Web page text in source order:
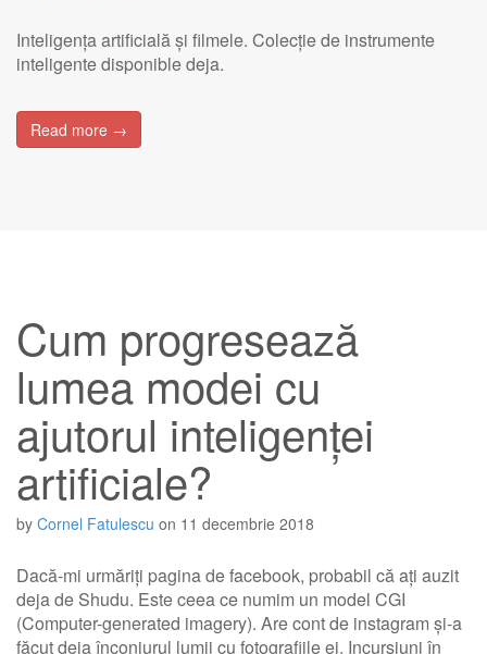
Inteligența artificială și filmele. Colecție de instrumente
inteligente disponible deja.
Read more →
Cum progresează
lumea modei cu
ajutorul inteligenței
artificiale?
by Cornel Fatulescu on 11 decembrie 2018
Dacă-mi urmăriți pagina de facebook, probabil că ați auzit
deja de Shudu. Este ceea ce numim un model CGI
(Computer-generated imagery). Are cont de instagram și-a
făcut deja înconjurul lumii cu fotografiile ei. Incursiuni în